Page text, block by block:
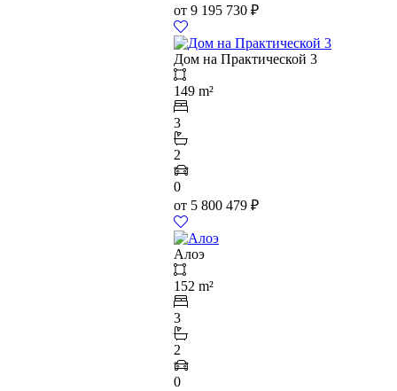
от 9 195 730 ₽
Дом на Практической 3
149 m²
3
2
0
от 5 800 479 ₽
Алоэ
152 m²
3
2
0